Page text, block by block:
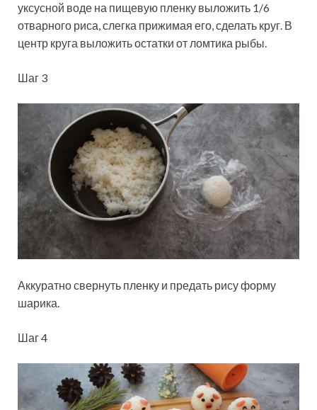
уксусной воде на пищевую пленку выложить 1/6
отварного риса, слегка прижимая его, сделать круг. В
центр круга выложить остатки от ломтика рыбы.
Шаг 3
Аккуратно свернуть пленку и предать рису форму
шарика.
Шаг 4